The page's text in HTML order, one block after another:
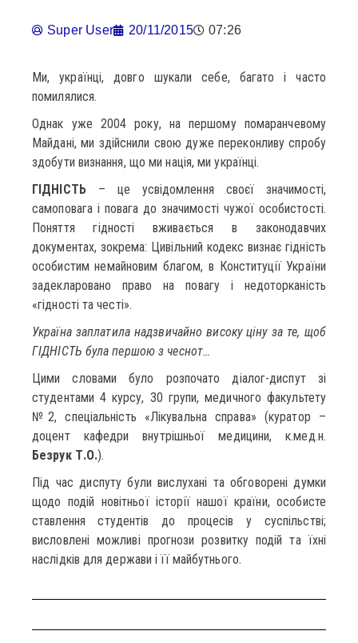
Super User 20/11/2015 07:26
Ми, українці, довго шукали себе, багато і часто
помилялися.
Однак уже 2004 року, на першому помаранчевому
Майдані, ми здійснили свою дуже переконливу спробу
здобути визнання, що ми нація, ми українці.
ГІДНІСТЬ– це усвідомлення своєї значимості,
самоповага і повага до значимості чужої особистості.
Поняття гідності вживається в законодавчих
документах, зокрема: Цивільний кодекс визнає гідність
особистим немайновим благом, в Конституції України
задекларовано право на повагу і недоторканість
«гідності та честі».
Україна заплатила надзвичайно високу ціну за те, щоб
ГІДНІСТЬ була першою з чеснот…
Цими словами було розпочато діалог-диспут зі
студентами 4 курсу, 30 групи, медичного факультету
№2, спеціальність «Лікувальна справа» (куратор –
доцент кафедри внутрішньої медицини, к.мед.н.
Безрук Т.О.).
Під час диспуту були вислухані та обговорені думки
щодо подій новітньої історії нашої країни, особисте
ставлення студентів до процесів у суспільстві;
висловлені можливі прогнози розвитку подій та їхні
наслідків для держави і її майбутнього.